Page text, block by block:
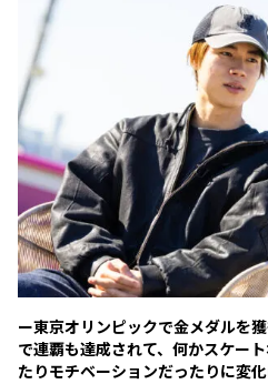
ー東京オリンピックで金メダルを
で連覇も達成されて、何かスケー
たりモチベーションだったりに変